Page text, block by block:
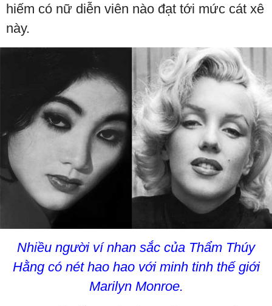
hiếm có nữ diễn viên nào đạt tới mức cát xê
này.
Nhiều người ví nhan sắc của Thẩm Thúy
Hằng có nét hao hao với minh tinh thế giới
Marilyn Monroe.